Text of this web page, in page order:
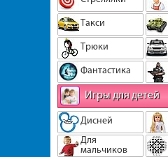
Такси
Трюки
Фантастика
Игры для детей
Дисней
Для
мальчиков